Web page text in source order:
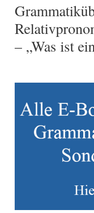
– „Was ist